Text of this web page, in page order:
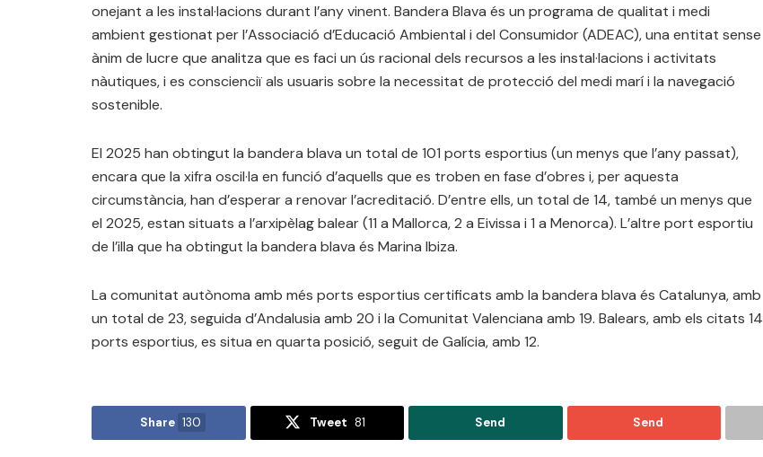
onejant a les instal·lacions durant l’any vinent. Bandera Blava és un programa de qualitat i medi
ambient gestionat per l’Associació d’Educació Ambiental i del Consumidor (ADEAC), una entitat sense
ànim de lucre que analitza que es faci un ús racional dels recursos a les instal·lacions i activitats
nàutiques, i es conscienciï als usuaris sobre la necessitat de protecció del medi marí i la navegació
sostenible.
El 2025 han obtingut la bandera blava un total de 101 ports esportius (un menys que l’any passat),
encara que la xifra oscil·la en funció d’aquells que es troben en fase d’obres i, per aquesta
circumstància, han d’esperar a renovar l’acreditació. D’entre ells, un total de 14, també un menys que
el 2025, estan situats a l’arxipèlag balear (11 a Mallorca, 2 a Eivissa i 1 a Menorca). L’altre port esportiu
de l’illa que ha obtingut la bandera blava és Marina Ibiza.
La comunitat autònoma amb més ports esportius certificats amb la bandera blava és Catalunya, amb
un total de 23, seguida d’Andalusia amb 20 i la Comunitat Valenciana amb 19. Balears, amb els citats 14
ports esportius, es situa en quarta posició, seguit de Galícia, amb 12.
Share 130 Tweet 81 Send Send